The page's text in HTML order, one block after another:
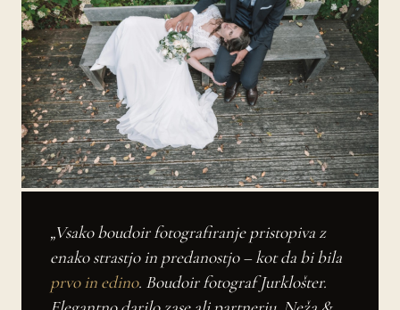
„Vsako boudoir fotografiranje pristopiva z
enako strastjo in predanostjo – kot da bi bila
prvo in edino. Boudoir fotograf Jurklošter.